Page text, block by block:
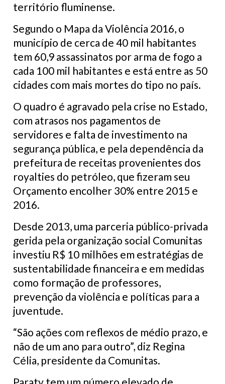
território fluminense.
Segundo o Mapa da Violência 2016, o
município de cerca de 40 mil habitantes
tem 60,9 assassinatos por arma de fogo a
cada 100 mil habitantes e está entre as 50
cidades com mais mortes do tipo no país.
O quadro é agravado pela crise no Estado,
com atrasos nos pagamentos de
servidores e falta de investimento na
segurança pública, e pela dependência da
prefeitura de receitas provenientes dos
royalties do petróleo, que fizeram seu
Orçamento encolher 30% entre 2015 e
2016.
Desde 2013, uma parceria público-privada
gerida pela organização social Comunitas
investiu R$ 10 milhões em estratégias de
sustentabilidade financeira e em medidas
como formação de professores,
prevenção da violência e políticas para a
juventude.
“São ações com reflexos de médio prazo, e
não de um ano para outro”, diz Regina
Célia, presidente da Comunitas.